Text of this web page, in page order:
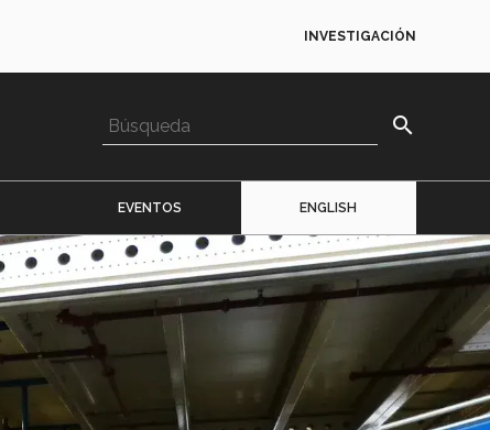
INVESTIGACIÓN
search
EVENTOS ENGLISH